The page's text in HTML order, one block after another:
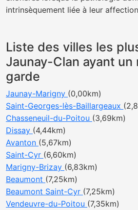
intrinsèquement liée à leur
Liste des villes les
Jaunay-Clan ayant un
garde
Jaunay-Marigny (0,00km)
Saint-Georges-lès-Baillargeaux
Chasseneuil-du-Poitou (3,69km)
Dissay (4,44km)
Avanton (5,67km)
Saint-Cyr (6,60km)
Marigny-Brizay (6,83km)
Beaumont (7,25km)
Beaumont Saint-Cyr (7,25km)
Vendeuvre-du-Poitou (7,35km)